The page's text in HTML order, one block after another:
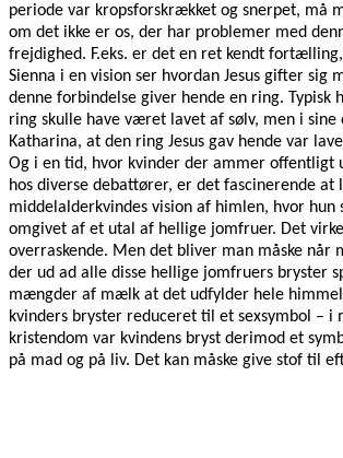
periode var kropsforskrækket og snerpet, må
om det ikke er os, der har problemer med
frejdighed. F.eks. er det en ret kendt
Sienna i en vision ser hvordan Jesus gifter sig
denne forbindelse giver hende en ring. Typisk
ring skulle have været lavet af sølv, men i sine
Katharina, at den ring Jesus gav hende var
Og i en tid, hvor kvinder der ammer offentligt
hos diverse debattører, er det fascinerende at
middelalderkvindes vision af himlen, hvor hun
omgivet af et utal af hellige jomfruer. Det
overraskende. Men det bliver man måske når
der ud ad alle disse hellige jomfruers bryster
mængder af mælk at det udfylder hele
kvinders bryster reduceret til et sexsymbol – i
kristendom var kvindens bryst derimod et
på mad og på liv. Det kan måske give stof til